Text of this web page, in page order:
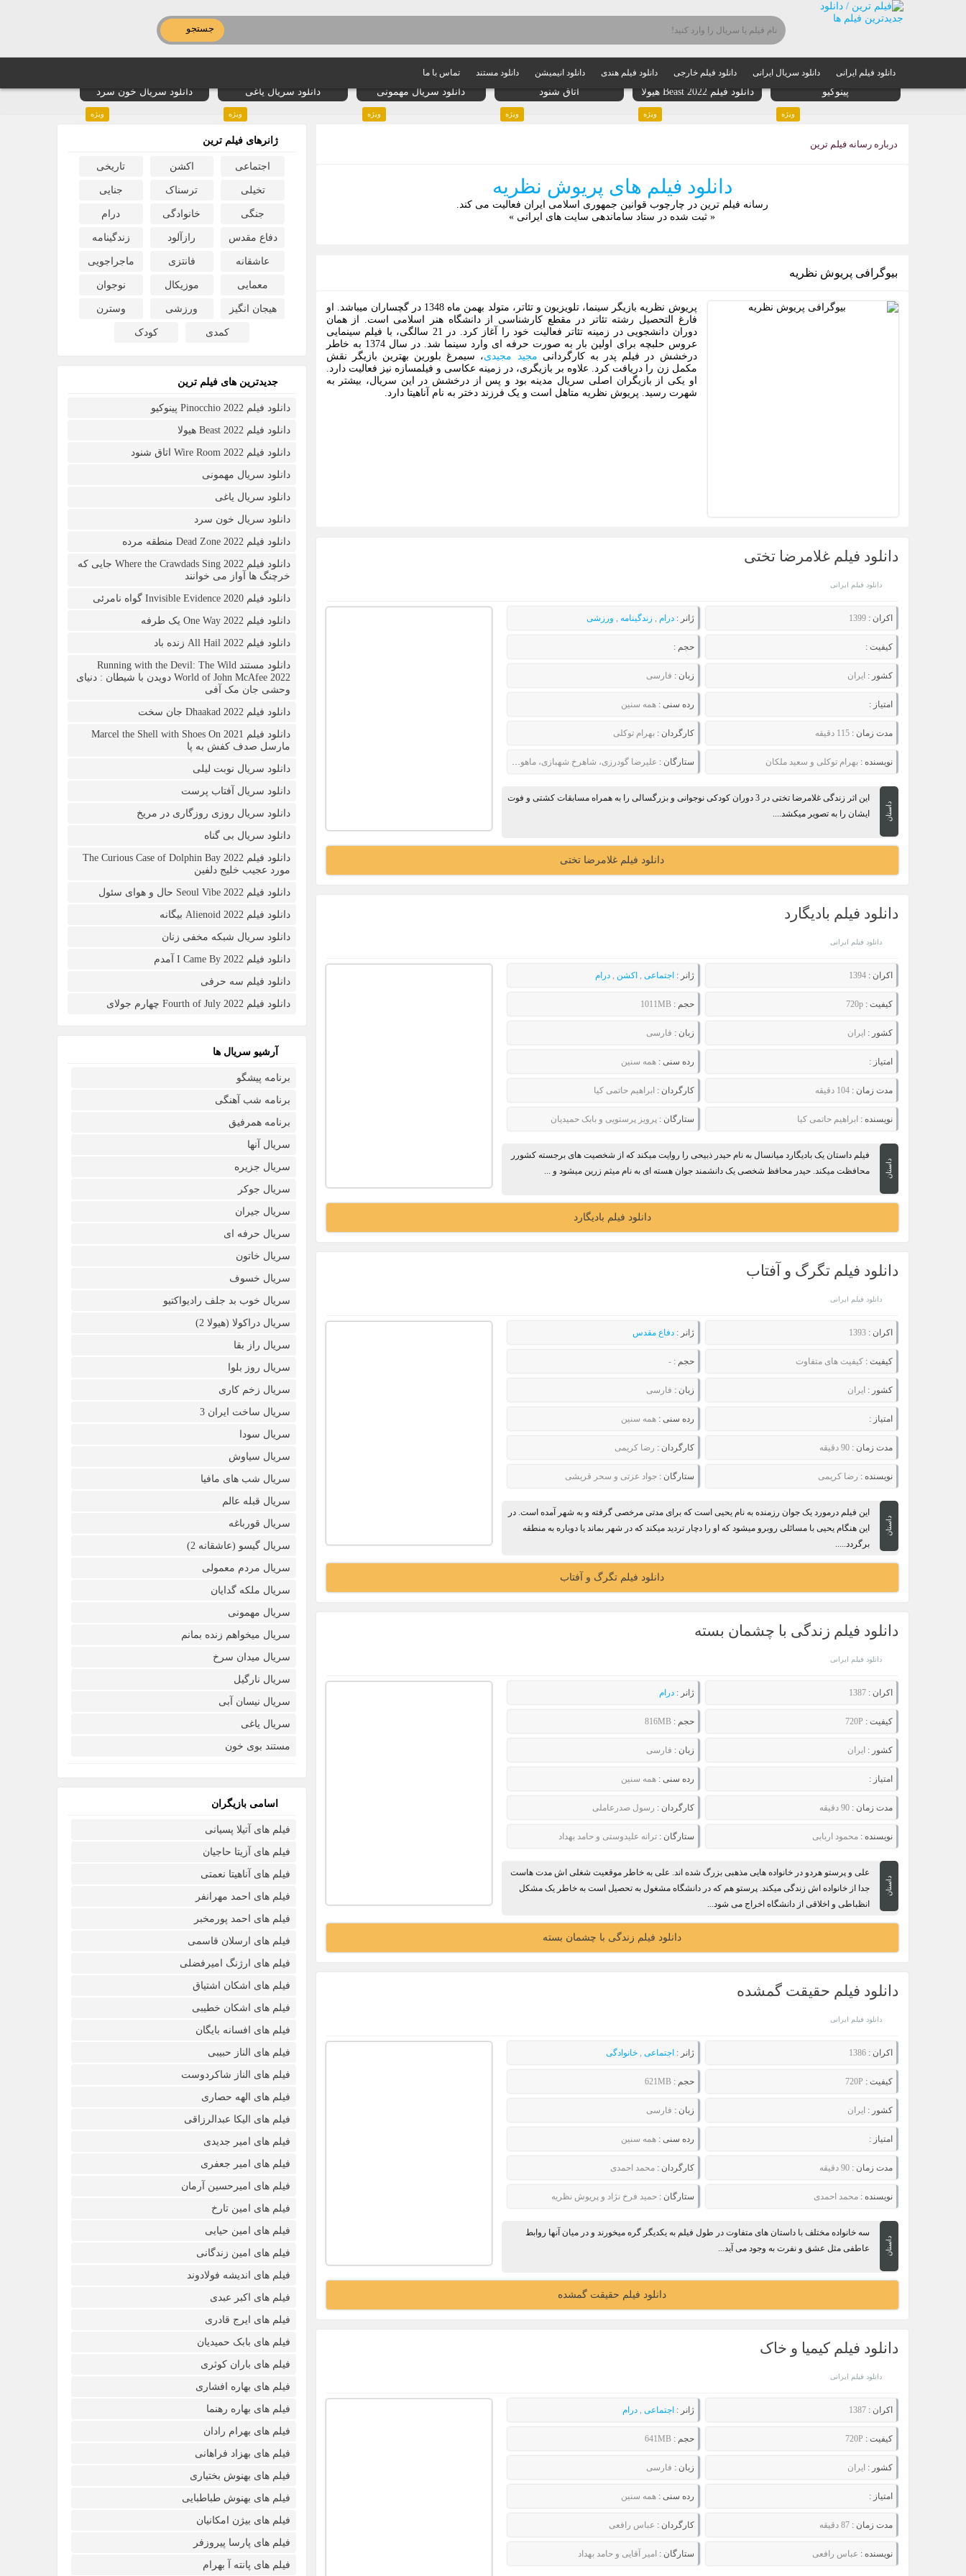
جستجو
دانلود فیلم ایرانی دانلود سریال ایرانی دانلود فیلم خارجی دانلود فیلم هندی دانلود انیمیشن دانلود مستند تماس با ما
ویژه
دانلود فیلم Pinocchio 2022
پینوکیو
ویژه
دانلود فیلم Beast 2022 هیولا
ویژه
دانلود فیلم Wire Room 2022
اتاق شنود
ویژه
دانلود سریال مهمونی
ویژه
دانلود سریال یاغی
ویژه
دانلود سریال خون سرد
درباره رسانه فیلم ترین
دانلود فیلم های پریوش نظریه
رسانه فیلم ترین در چارچوب قوانین جمهوری اسلامی ایران فعالیت می کند.
« ثبت شده در ستاد ساماندهی سایت های ایرانی »
بیوگرافی پریوش نظریه
پریوش نظریه بازیگر سینما، تلویزیون و تئاتر، متولد بهمن ماه 1348 در گچساران میباشد. او
فارغ التحصیل رشته تئاتر در مقطع کارشناسی از دانشگاه هنر اسلامی است. از همان
دوران دانشجویی در زمینه تئاتر فعالیت خود را آغاز کرد. در 21 سالگی، با فیلم سینمایی
عروس حلبچه برای اولین بار به صورت حرفه ای وارد سینما شد. در سال 1374 به خاطر
درخشش در فیلم پدر به کارگردانی مجید مجیدی، سیمرغ بلورین بهترین بازیگر نقش
مکمل زن را دریافت کرد. علاوه بر بازیگری، در زمینه عکاسی و فیلمسازه نیز فعالیت دارد.
او یکی از بازیگران اصلی سریال مدینه بود و پس از درخشش در این سریال، بیشتر به
شهرت رسید. پریوش نظریه متاهل است و یک فرزند دختر به نام آناهیتا دارد.
دانلود فیلم غلامرضا تختی
دانلود فیلم ایرانی
اکران :1399 ژانر :درام , زندگینامه , ورزشی
کیفیت : حجم :
کشور : ایران زبان : فارسی
امتیاز : رده سنی :همه سنین
مدت زمان :115 دقیقه کارگردان :بهرام توکلی
نویسنده :بهرام توکلی و سعید ملکان ستارگان : علیرضا گودرزی، شاهرخ شهبازی، ماهور الوند، ستاره پسیانی
داستان
این اثر زندگی غلامرضا تختی در 3 دوران کودکی نوجوانی و بزرگسالی را به همراه مسابقات کشتی و فوت
ایشان را به تصویر میکشد....
دانلود فیلم غلامرضا تختی
دانلود فیلم بادیگارد
دانلود فیلم ایرانی
اکران :1394 ژانر : اجتماعی , اکشن ,درام
کیفیت :720p حجم :1011MB
کشور : ایران زبان : فارسی
امتیاز : رده سنی :همه سنین
مدت زمان :104 دقیقه کارگردان : ابراهیم حاتمی کیا
نویسنده : ابراهیم حاتمی کیا ستارگان :پرویز پرستویی و بابک حمیدیان
داستان
فیلم داستان یک بادیگارد میانسال به نام حیدر ذبیحی را روایت میکند که از شخصیت های برجسته کشورر
محافظت میکند. حیدر محافظ شخصی یک دانشمند جوان هسته ای به نام میثم زرین میشود و ...
دانلود فیلم بادیگارد
دانلود فیلم تگرگ و آفتاب
دانلود فیلم ایرانی
اکران :1393 ژانر :دفاع مقدس
کیفیت :کیفیت های متفاوت حجم :-
کشور : ایران زبان : فارسی
امتیاز : رده سنی :همه سنین
مدت زمان :90 دقیقه کارگردان : رضا کریمی
نویسنده : رضا کریمی ستارگان :جواد عزتی و سحر قریشی
داستان
این فیلم درمورد یک جوان رزمنده به نام یحیی است که برای مدتی مرخصی گرفته و به شهر آمده است. در
این هنگام یحیی با مسائلی روبرو میشود که او را دچار تردید میکند که در شهر بماند یا دوباره به منطقه
برگردد.....
دانلود فیلم تگرگ و آفتاب
دانلود فیلم زندگی با چشمان بسته
دانلود فیلم ایرانی
اکران :1387 ژانر :درام
کیفیت : 720P حجم :816MB
کشور : ایران زبان : فارسی
امتیاز : رده سنی :همه سنین
مدت زمان :90 دقیقه کارگردان : رسول صدرعاملی
نویسنده :محمود اربابی ستارگان :ترانه علیدوستی و حامد بهداد
داستان
علی و پرستو هردو در خانواده هایی مذهبی بزرگ شده اند. علی به خاطر موقعیت شغلی اش مدت هاست
جدا از خانواده اش زندگی میکند. پرستو هم که در دانشگاه مشغول به تحصیل است به خاطر یک مشکل
انظباطی و اخلاقی از دانشگاه اخراج می شود...
دانلود فیلم زندگی با چشمان بسته
دانلود فیلم حقیقت گمشده
دانلود فیلم ایرانی
اکران :1386 ژانر : اجتماعی ,خانوادگی
کیفیت : 720P حجم :621MB
کشور : ایران زبان : فارسی
امتیاز : رده سنی :همه سنین
مدت زمان :90 دقیقه کارگردان :محمد احمدی
نویسنده :محمد احمدی ستارگان :حمید فرخ نژاد و پریوش نظریه
داستان
سه خانواده مختلف با داستان های متفاوت در طول فیلم به یکدیگر گره میخورند و در میان آنها روابط
عاطفی مثل عشق و نفرت به وجود می آید...
دانلود فیلم حقیقت گمشده
دانلود فیلم کیمیا و خاک
دانلود فیلم ایرانی
اکران :1387 ژانر : اجتماعی ,درام
کیفیت : 720P حجم :641MB
کشور : ایران زبان : فارسی
امتیاز : رده سنی :همه سنین
مدت زمان :87 دقیقه کارگردان : عباس رافعی
نویسنده : عباس رافعی ستارگان : امیر آقایی و حامد بهداد
ژانرهای فیلم ترین
اجتماعی اکشن تاریخی
تخیلی ترسناک جنایی
جنگی خانوادگی درام
دفاع مقدس رازآلود زندگینامه
عاشقانه فانتزی ماجراجویی
معمایی موزیکال نوجوان
هیجان انگیز ورزشی وسترن
کمدی کودک
جدیدترین های فیلم ترین
دانلود فیلم Pinocchio 2022 پینوکیو
دانلود فیلم Beast 2022 هیولا
دانلود فیلم Wire Room 2022 اتاق شنود
دانلود سریال مهمونی
دانلود سریال یاغی
دانلود سریال خون سرد
دانلود فیلم 2022 Dead Zone منطقه مرده
دانلود فیلم Where the Crawdads Sing 2022 جایی که
خرچنگ ها آواز می خوانند
دانلود فیلم 2020 Invisible Evidence گواه نامرئی
دانلود فیلم One Way 2022 یک طرفه
دانلود فیلم All Hail 2022 زنده باد
دانلود مستند Running with the Devil: The Wild
World of John McAfee 2022 دویدن با شیطان : دنیای
وحشی جان مک آفی
دانلود فیلم Dhaakad 2022 جان سخت
دانلود فیلم Marcel the Shell with Shoes On 2021
مارسل صدف کفش به پا
دانلود سریال نوبت لیلی
دانلود سریال آفتاب پرست
دانلود سریال روزی روزگاری در مریخ
دانلود سریال بی گناه
دانلود فیلم The Curious Case of Dolphin Bay 2022
مورد عجیب خلیج دلفین
دانلود فیلم Seoul Vibe 2022 حال و هوای سئول
دانلود فیلم Alienoid 2022 بیگانه
دانلود سریال شبکه مخفی زنان
دانلود فیلم I Came By 2022 آمدم
دانلود فیلم سه حرفی
دانلود فیلم Fourth of July 2022 چهارم جولای
آرشیو سریال ها
برنامه پیشگو
برنامه شب آهنگی
برنامه همرفیق
سریال آنها
سریال جزیره
سریال جوکر
سریال جیران
سریال حرفه ای
سریال خاتون
سریال خسوف
سریال خوب بد جلف رادیواکتیو
سریال دراکولا (هیولا 2)
سریال راز بقا
سریال روز بلوا
سریال زخم کاری
سریال ساخت ایران 3
سریال سودا
سریال سیاوش
سریال شب های مافیا
سریال قبله عالم
سریال قورباغه
سریال گیسو (عاشقانه 2)
سریال مردم معمولی
سریال ملکه گدایان
سریال مهمونی
سریال میخواهم زنده بمانم
سریال میدان سرخ
سریال نارگیل
سریال نیسان آبی
سریال یاغی
مستند بوی خون
اسامی بازیگران
فیلم های آتیلا پسیانی
فیلم های آزیتا حاجیان
فیلم های آناهیتا نعمتی
فیلم های احمد مهرانفر
فیلم های احمد پورمخبر
فیلم های ارسلان قاسمی
فیلم های ارژنگ امیرفضلی
فیلم های اشکان اشتیاق
فیلم های اشکان خطیبی
فیلم های افسانه بایگان
فیلم های الناز حبیبی
فیلم های الناز شاکردوست
فیلم های الهه حصاری
فیلم های الیکا عبدالرزاقی
فیلم های امیر جدیدی
فیلم های امیر جعفری
فیلم های امیرحسین آرمان
فیلم های امین تارخ
فیلم های امین حیایی
فیلم های امین زندگانی
فیلم های اندیشه فولادوند
فیلم های اکبر عبدی
فیلم های ایرج قادری
فیلم های بابک حمیدیان
فیلم های باران کوثری
فیلم های بهاره افشاری
فیلم های بهاره رهنما
فیلم های بهرام رادان
فیلم های بهزاد فراهانی
فیلم های بهنوش بختیاری
فیلم های بهنوش طباطبایی
فیلم های بیژن امکانیان
فیلم های پارسا پیروزفر
فیلم های پانته آ بهرام